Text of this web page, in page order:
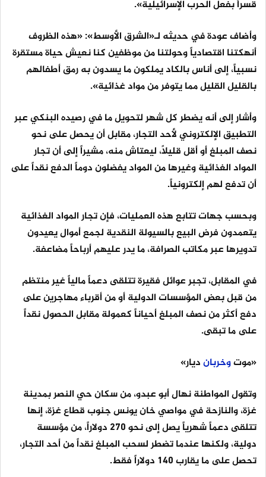
قسراً بفعل الحرب الإسرائيلية».
وأضاف عودة في حديثه لـ«الشرق الأوسط»: «هذه الظروف
أنهكتنا اقتصادياً وحولتنا من موظفين كنا نعيش حياة مستقرة
نسبياً، إلى أناس بالكاد يملكون ما يسدون به رمق أطفالهم
بالقليل القليل مما يتوفر من مواد غذائية».
وأشار إلى أنه يضطر كل شهر لتحويل ما في رصيده البنكي عبر
التطبيق الإلكتروني لأحد التجار، مقابل أن يحصل على نحو
نصف المبلغ أو أقل قليلاً، ليعتاش منه، مشيراً إلى أن تجار
المواد الغذائية وغيرها من المواد يفضلون دوماً الدفع نقداً على
أن تدفع لهم إلكترونياً.
وبحسب جهات تتابع هذه العمليات، فإن تجار المواد الغذائية
يتعمدون فرض البيع بالسيولة النقدية لجمع أموال يعيدون
تدويرها عبر مكاتب الصرافة، ما يدر عليهم أرباحاً مضاعفة.
في المقابل، تجبر عوائل فقيرة تتلقى دعماً مالياً غير منتظم
من قبل بعض المؤسسات الدولية أو من أقرباء مهاجرين على
دفع أكثر من نصف المبلغ أحياناً كعمولة مقابل الحصول نقداً
على ما تبقى.
«موتوخربانديار»
وتقول المواطنة نهال أبو عبدو، من سكان حي النصر بمدينة
غزة، والنازحة في مواصي خان يونس جنوب قطاع غزة، إنها
تتلقى دعماً شهرياً يصل إلى نحو 270 دولاراً، من مؤسسة
دولية، ولكنها عندما تضطر لسحب المبلغ نقداً من أحد التجار،
تحصل على ما يقارب 140 دولاراً فقط.